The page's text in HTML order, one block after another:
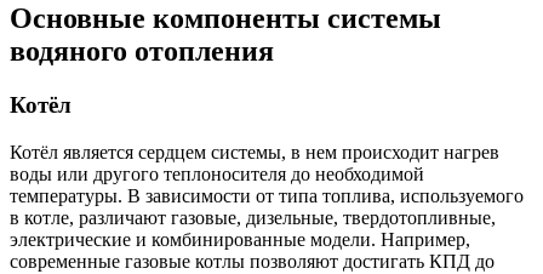
Основные компоненты системы
водяного отопления
Котёл
Котёл является сердцем системы, в нем происходит нагрев
воды или другого теплоносителя до необходимой
температуры. В зависимости от типа топлива, используемого
в котле, различают газовые, дизельные, твердотопливные,
электрические и комбинированные модели. Например,
современные газовые котлы позволяют достигать КПД до